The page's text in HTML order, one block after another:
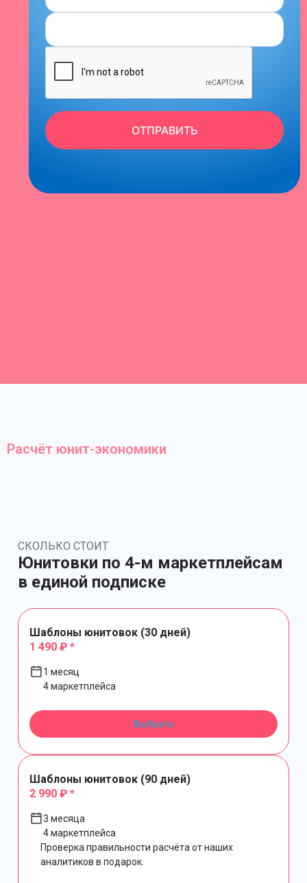
ОТПРАВИТЬ
Расчёт юнит-экономики
Юнитовки по 4-м маркетплейсам
в единой подписке
СКОЛЬКО СТОИТ
Шаблоны юнитовок (30 дней)
1 490 ₽ *
1 месяц
4 маркетплейса
Выбрать
Шаблоны юнитовок (90 дней)
2 990 ₽ *
3 месяца
4 маркетплейса
Проверка правильности расчёта от наших
аналитиков в подарок.